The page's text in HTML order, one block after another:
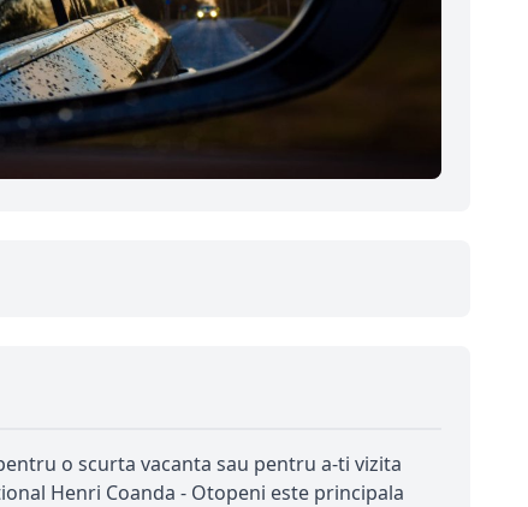
o scurta vacanta sau pentru a-ti vizita
Henri Coanda - Otopeni este principala